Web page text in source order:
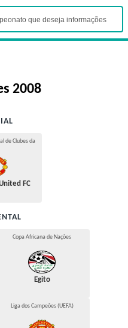
2008
de Clubes da
FC
Copa Africana de Nações
Egito
Liga dos Campeões (UEFA)